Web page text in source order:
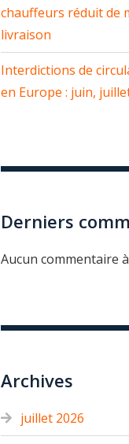
chauffeurs réduit de
livraison
Interdictions de
en Europe : juin,
Derniers
Aucun commentaire
Archives
juillet 2026